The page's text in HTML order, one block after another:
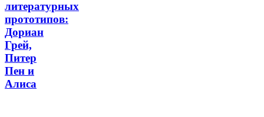
литературных
прототипов:
Дориан
Грей,
Питер
Пен и
Алиса